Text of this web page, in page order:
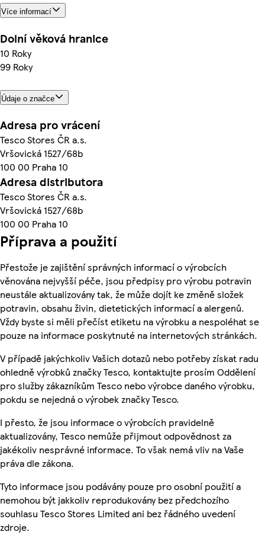
Více informací
Dolní věková hranice
10 Roky
99 Roky
Údaje o značce
Adresa pro vrácení
Tesco Stores ČR a.s.
Vršovická 1527/68b
100 00 Praha 10
Adresa distributora
Tesco Stores ČR a.s.
Vršovická 1527/68b
100 00 Praha 10
Příprava a použití
Přestože je zajištění správných informací o výrobcích
věnována nejvyšší péče, jsou předpisy pro výrobu potravin
neustále aktualizovány tak, že může dojít ke změně složek
potravin, obsahu živin, dietetických informací a alergenů.
Vždy byste si měli přečíst etiketu na výrobku a nespoléhat se
pouze na informace poskytnuté na internetových stránkách.
V případě jakýchkoliv Vašich dotazů nebo potřeby získat radu
ohledně výrobků značky Tesco, kontaktujte prosím Oddělení
pro služby zákazníkům Tesco nebo výrobce daného výrobku,
pokdu se nejedná o výrobek značky Tesco.
I přesto, že jsou informace o výrobcích pravidelně
aktualizovány, Tesco nemůže přijmout odpovědnost za
jakékoliv nesprávné informace. To však nemá vliv na Vaše
práva dle zákona.
Tyto informace jsou podávány pouze pro osobní použití a
nemohou být jakkoliv reprodukovány bez předchozího
souhlasu Tesco Stores Limited ani bez řádného uvedení
zdroje.